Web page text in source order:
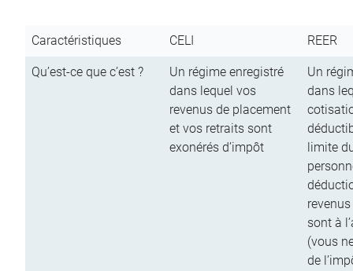
Caractéristiques CELI REER
Qu’est-ce que c’est ?
Un régime enregistré
dans lequel vos
revenus de placement
et vos retraits sont
exonérés d’impôt
Un
dans
limite
sont à
(vous
de